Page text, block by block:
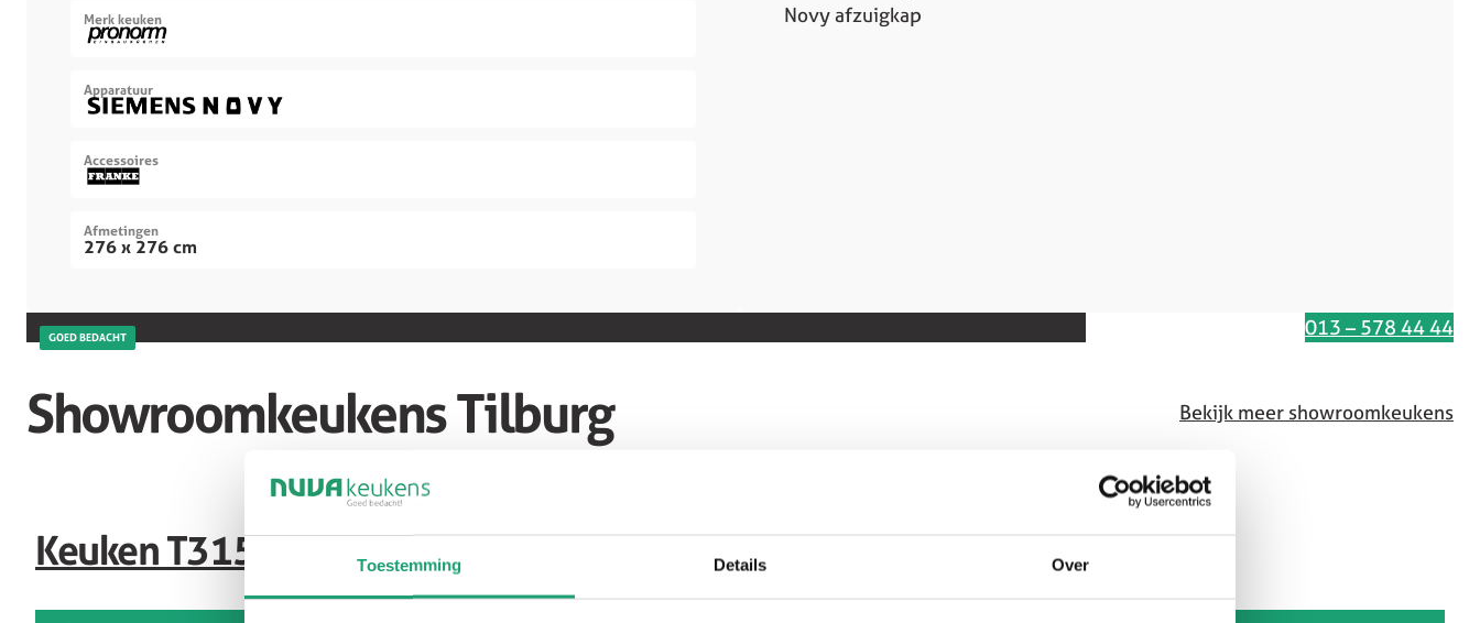
Toestemming Details Over
Merk keuken
Apparatuur
Accessoires
Afmetingen
276 x 276 cm
Novy afzuigkap
GOED BEDACHT 013 – 578 44 44
Showroomkeukens Tilburg Bekijk meer showroomkeukens
Keuken T315 Keuken T310